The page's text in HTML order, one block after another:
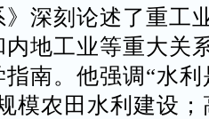
深刻论述了重工
地工业等重大关
指南。他强调“水
模农田水利建设